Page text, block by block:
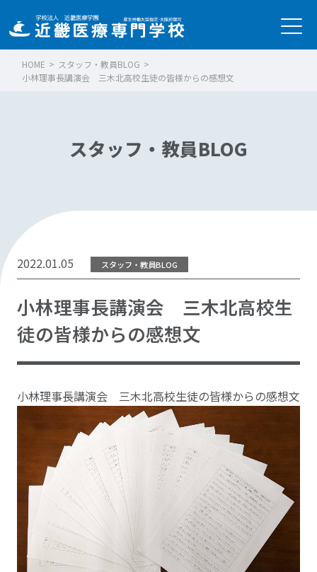
HOME > スタッフ・教員BLOG >
小林理事長講演会 三木北高校生徒の皆様からの感想文
スタッフ・教員BLOG
2022.01.05 スタッフ・教員BLOG
小林理事長講演会 三木北高校生
徒の皆様からの感想文
小林理事長講演会 三木北高校生徒の皆様からの感想文